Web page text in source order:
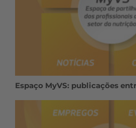
Espaço MyVS: publicações